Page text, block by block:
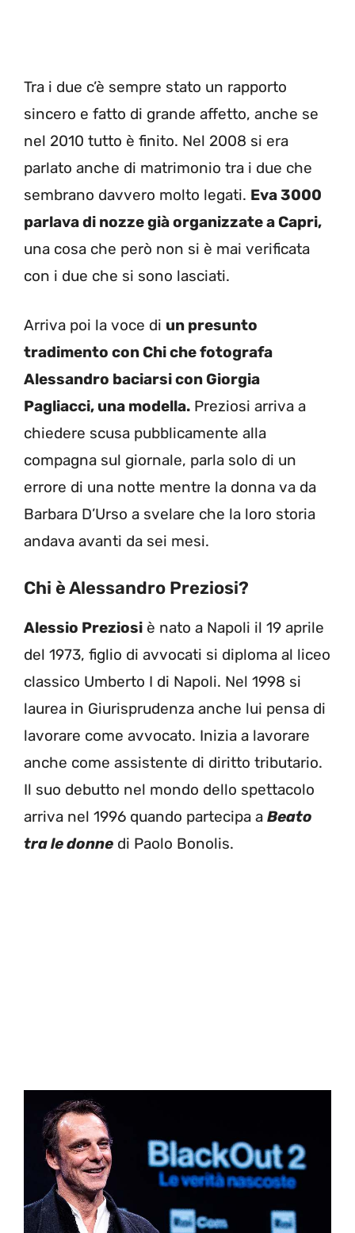
Tra i due c’è sempre stato un rapporto
sincero e fatto di grande affetto, anche se
nel 2010 tutto è finito. Nel 2008 si era
parlato anche di matrimonio tra i due che
sembrano davvero molto legati. Eva 3000
parlava di nozze già organizzate a Capri,
una cosa che però non si è mai verificata
con i due che si sono lasciati.
Arriva poi la voce di un presunto
tradimento con Chi che fotografa
Alessandro baciarsi con Giorgia
Pagliacci, una modella. Preziosi arriva a
chiedere scusa pubblicamente alla
compagna sul giornale, parla solo di un
errore di una notte mentre la donna va da
Barbara D’Urso a svelare che la loro storia
andava avanti da sei mesi.
Chi è Alessandro Preziosi?
Alessio Preziosi è nato a Napoli il 19 aprile
del 1973, figlio di avvocati si diploma al liceo
classico Umberto I di Napoli. Nel 1998 si
laurea in Giurisprudenza anche lui pensa di
lavorare come avvocato. Inizia a lavorare
anche come assistente di diritto tributario.
Il suo debutto nel mondo dello spettacolo
arriva nel 1996 quando partecipa a Beato
tra le donne di Paolo Bonolis.